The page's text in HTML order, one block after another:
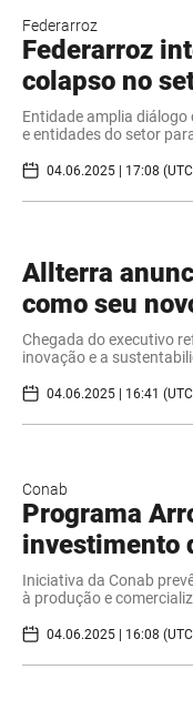
Federarroz
Federarroz
colapso no
Entidade amplia diálogo
e entidades do setor
04.06.2025 | 17:08
Allterra
como seu
Chegada do executivo
inovação e a
04.06.2025 | 16:41
Conab
Programa
investimento
Iniciativa da Conab
à produção e
04.06.2025 | 16:08